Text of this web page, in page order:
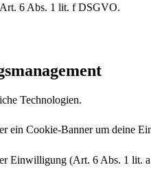
6 Abs. 1 lit. f DSGVO.
Technologien.
ein Cookie-Banner um deine
Einwilligung (Art. 6 Abs. 1 lit.